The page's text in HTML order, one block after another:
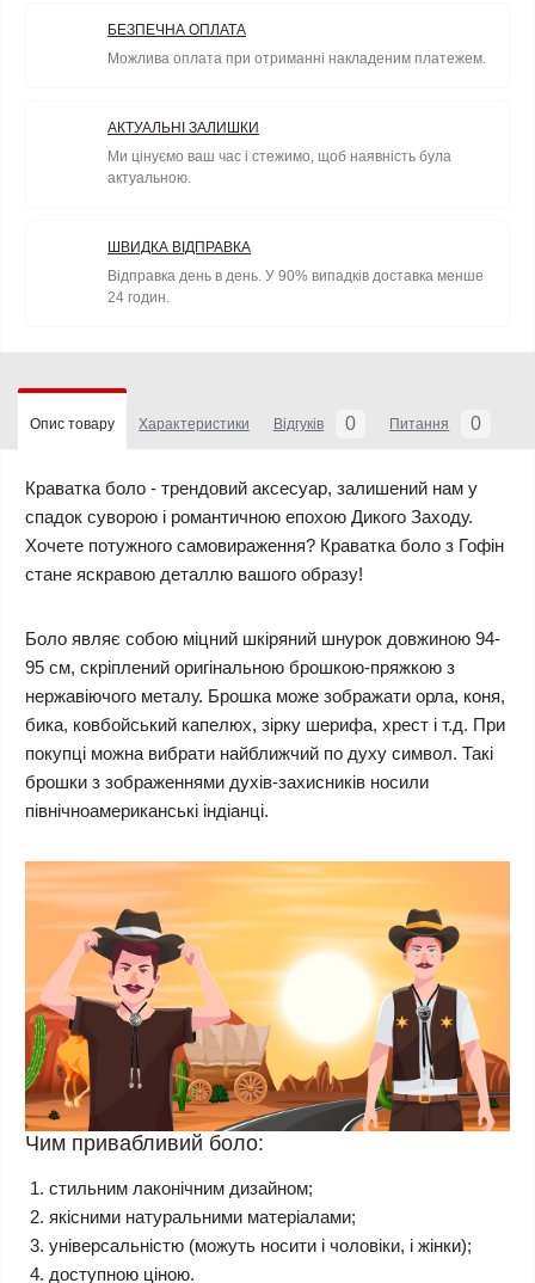
БЕЗПЕЧНА ОПЛАТА
Можлива оплата при отриманні накладеним платежем.
АКТУАЛЬНІ ЗАЛИШКИ
Ми цінуємо ваш час і стежимо, щоб наявність була
актуальною.
ШВИДКА ВІДПРАВКА
Відправка день в день. У 90% випадків доставка менше
24 годин.
Опис товару Характеристики Відгуків 0 Питання 0
Краватка боло - трендовий аксесуар, залишений нам у
спадок суворою і романтичною епохою Дикого Заходу.
Хочете потужного самовираження? Краватка боло з Гофін
стане яскравою деталлю вашого образу!
Боло являє собою міцний шкіряний шнурок довжиною 94-
95 см, скріплений оригінальною брошкою-пряжкою з
нержавіючого металу. Брошка може зображати орла, коня,
бика, ковбойський капелюх, зірку шерифа, хрест і т.д. При
покупці можна вибрати найближчий по духу символ. Такі
брошки з зображеннями духів-захисників носили
північноамериканські індіанці.
Чим привабливий боло:
стильним лаконічним дизайном;
якісними натуральними матеріалами;
універсальністю (можуть носити і чоловіки, і жінки);
доступною ціною.